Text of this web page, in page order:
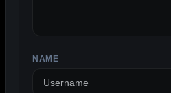
NAME